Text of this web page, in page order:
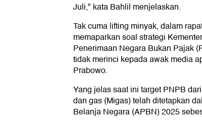
Juli," kata Bahlil menjelaskan.
Tak cuma lifting minyak, dalam
memaparkan soal strategi
Penerimaan Negara Bukan Pajak
tidak merinci kepada awak media
Prabowo.
Yang jelas saat ini target PNPB
dan gas (Migas) telah ditetapkan
Belanja Negara (APBN) 2025